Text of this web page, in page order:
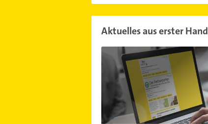
Aktuelles aus erster Hand